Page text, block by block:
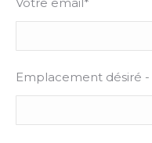
Emplacement désiré